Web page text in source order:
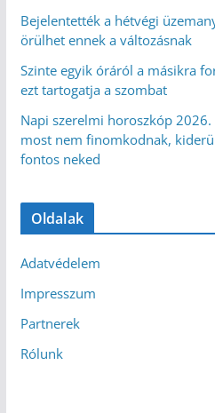
Bejelentették a hétvégi
örülhet ennek a változásnak
Szinte egyik óráról a másikra
ezt tartogatja a szombat
Napi szerelmi horoszkóp 2026.
most nem finomkodnak,
fontos neked
Oldalak
Adatvédelem
Impresszum
Partnerek
Rólunk